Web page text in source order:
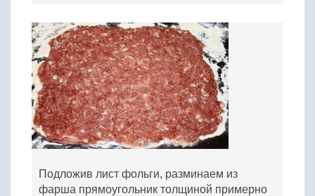
Подложив лист фольги, разминаем из
фарша прямоугольник толщиной примерно